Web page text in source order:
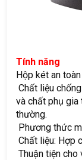
Tính năng
Hộp két an
Chất liệu
và chất phụ gia
thường.
Phương thức
Chất liệu: Hợp
Thuận tiện cho